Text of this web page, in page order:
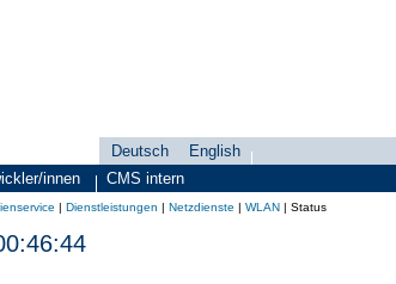
innen CMS intern
Sprachauswahl
Deutsch
English
search-menu
| Dienstleistungen | Netzdienste | WLAN | Status